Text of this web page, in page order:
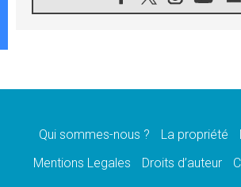
06.08.2026
message de paix et de
«La visite du Pape en
Qui sommes-nous ? La propriété
Mentions Legales
Droits d’auteur